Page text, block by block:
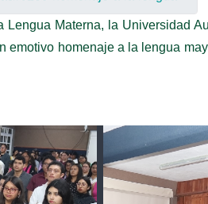
Materna, la Universidad
emotivo homenaje a la lengua